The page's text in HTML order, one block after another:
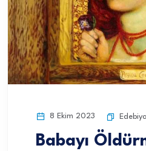
8 Ekim 2023
Babayı